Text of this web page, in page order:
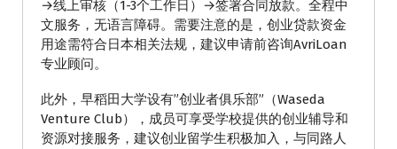
→线上审核（1-3个工作日）→签署合同放款。全程中
文服务，无语言障碍。需要注意的是，创业贷款资金
用途需符合日本相关法规，建议申请前咨询AvriLoan
专业顾问。
此外，早稻田大学设有”创业者俱乐部”（Waseda
Venture Club），成员可享受学校提供的创业辅导和
资源对接服务，建议创业留学生积极加入，与同路人